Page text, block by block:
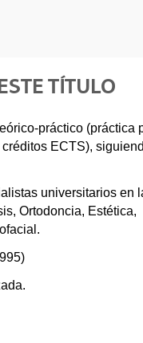
TÍTULO
práctico (práctica
ECTS),
universitarios en
Ortodoncia, Estética,